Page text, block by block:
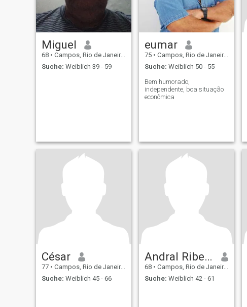
Miguel
68 • Campos, Rio de Janeiro, Brasilien
Suche: Weiblich 39 - 59
eumar
75 • Campos, Rio de Janeiro, Brasilien
Suche: Weiblich 50 - 55
Bem humorado,
independente, boa situação
econômica
César
77 • Campos, Rio de Janeiro, Brasilien
Suche: Weiblich 45 - 66
Andral Ribeiro Santos
68 • Campos, Rio de Janeiro, Brasilien
Suche: Weiblich 42 - 61